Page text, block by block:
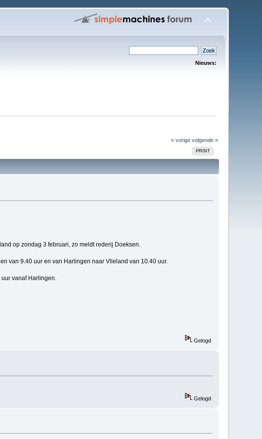
Nieuws:
« vorige volgende »
PRINT
op zondag 3 februari, zo meldt rederij Doeksen.
van 9.40 uur en van Harlingen naar Vlieland van 10.40 uur.
vanaf Harlingen.
Gelogd
Gelogd